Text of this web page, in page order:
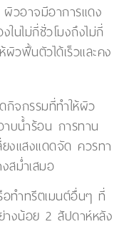
วอาจมีอาการแดง
นไม่กี่ชั่วโมงถึงไม่กี่
วฟื้นตัวได้เร็วและคง
จกรรมที่ทำให้ผิว
บน้ำร้อน การทาน
ยงแสงแดดจัด ควรทา
สม่ำเสมอ
ทำทรีตเมนต์อื่นๆ ที่
างน้อย 2 สัปดาห์หลัง